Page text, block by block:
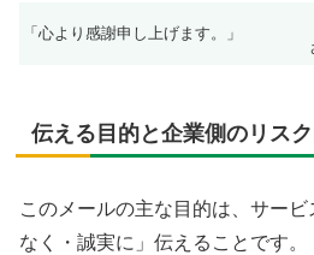
「心より感謝申し上げます。」
伝える目的と企業側のリス
このメールの主な目的は、サー
なく・誠実に」伝えることです。